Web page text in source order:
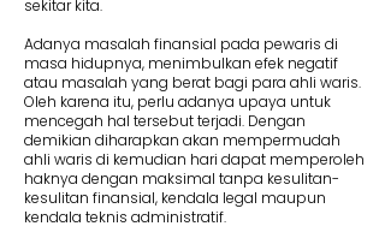
sekitar kita.
Adanya masalah finansial pada pewaris di
masa hidupnya, menimbulkan efek negatif
atau masalah yang berat bagi para ahli waris.
Oleh karena itu, perlu adanya upaya untuk
mencegah hal tersebut terjadi. Dengan
demikian diharapkan akan mempermudah
ahli waris di kemudian hari dapat memperoleh
haknya dengan maksimal tanpa kesulitan-
kesulitan finansial, kendala legal maupun
kendala teknis administratif.